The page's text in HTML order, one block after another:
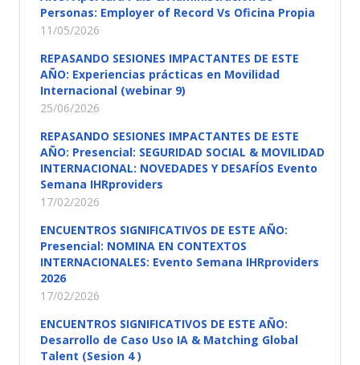
Personas: Employer of Record Vs Oficina Propia
11/05/2026
REPASANDO SESIONES IMPACTANTES DE ESTE
AÑO: Experiencias prácticas en Movilidad
Internacional (webinar 9)
25/06/2026
REPASANDO SESIONES IMPACTANTES DE ESTE
AÑO: Presencial: SEGURIDAD SOCIAL & MOVILIDAD
INTERNACIONAL: NOVEDADES Y DESAFÍOS Evento
Semana IHRproviders
17/02/2026
ENCUENTROS SIGNIFICATIVOS DE ESTE AÑO:
Presencial: NOMINA EN CONTEXTOS
INTERNACIONALES: Evento Semana IHRproviders
2026
17/02/2026
ENCUENTROS SIGNIFICATIVOS DE ESTE AÑO:
Desarrollo de Caso Uso IA & Matching Global
Talent (Sesion 4 )